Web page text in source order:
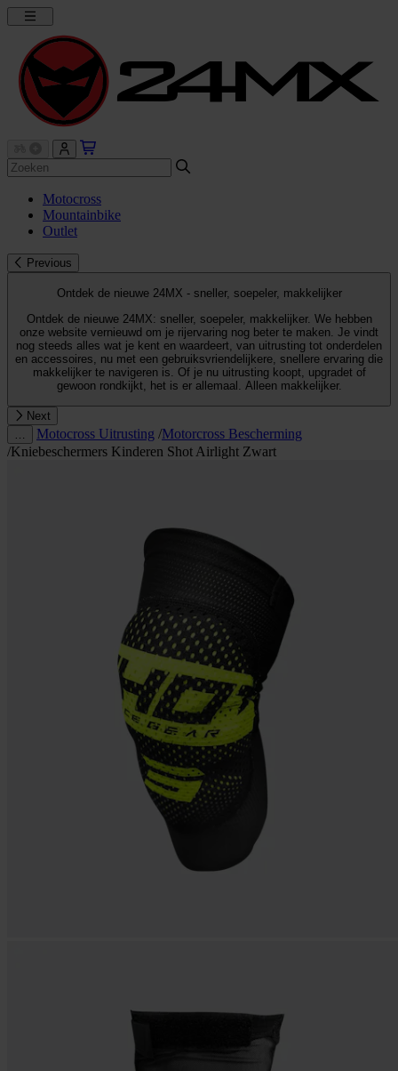
Motocross
Mountainbike
Outlet
Previous
Ontdek de nieuwe 24MX - sneller, soepeler, makkelijker
Ontdek de nieuwe 24MX: sneller, soepeler, makkelijker. We hebben
onze website vernieuwd om je rijervaring nog beter te maken. Je vindt
nog steeds alles wat je kent en waardeert, van uitrusting tot onderdelen
en accessoires, nu met een gebruiksvriendelijkere, snellere ervaring die
makkelijker te navigeren is. Of je nu uitrusting koopt, upgradet of
gewoon rondkijkt, het is er allemaal. Alleen makkelijker.
Next
Motocross Uitrusting /Motorcross Bescherming
/Kniebeschermers Kinderen Shot Airlight Zwart